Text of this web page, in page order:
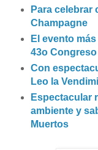
Para celebrar
Champagne
El evento
43o
Con
Leo la
Espectacular
ambiente y
Muertos